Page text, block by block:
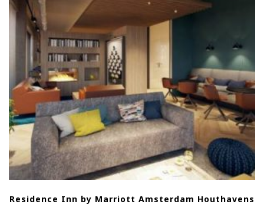
Residence Inn by Marriott Amsterdam Houthavens